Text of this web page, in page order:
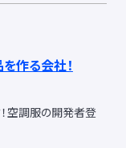
作る会社！
空調服の開発者登